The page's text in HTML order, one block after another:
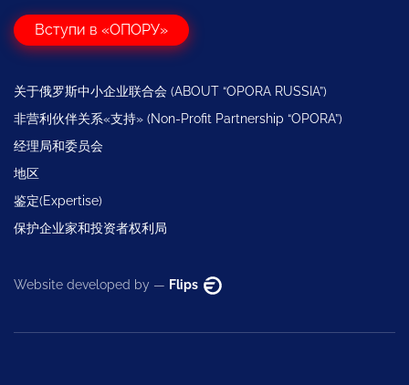
Вступи в «ОПОРУ»
关于俄罗斯中小企业联合会 (ABOUT “OPORA RUSSIA”)
非营利伙伴关系«支持» (Non-Profit Partnership “OPORA”)
经理局和委员会
地区
鉴定(Expertise)
保护企业家和投资者权利局
Website developed by — Flips